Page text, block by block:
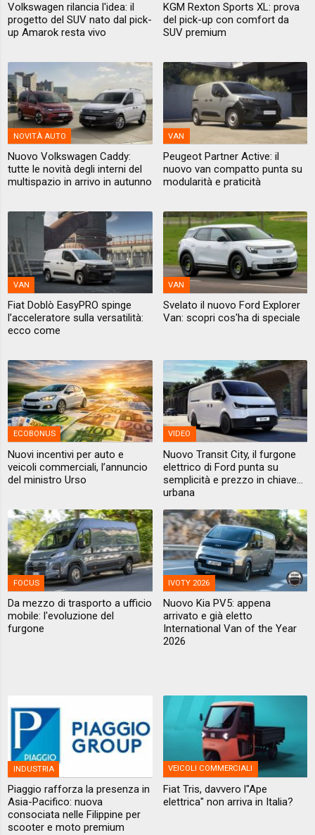
Volkswagen rilancia l'idea: il
progetto del SUV nato dal pick-
up Amarok resta vivo
KGM Rexton Sports XL: prova
del pick-up con comfort da
SUV premium
NOVITÀ AUTO
Nuovo Volkswagen Caddy:
tutte le novità degli interni del
multispazio in arrivo in autunno
VAN
Peugeot Partner Active: il
nuovo van compatto punta su
modularità e praticità
VAN
Fiat Doblò EasyPRO spinge
l’acceleratore sulla versatilità:
ecco come
VAN
Svelato il nuovo Ford Explorer
Van: scopri cos'ha di speciale
ECOBONUS
Nuovi incentivi per auto e
veicoli commerciali, l’annuncio
del ministro Urso
VIDEO
Nuovo Transit City, il furgone
elettrico di Ford punta su
semplicità e prezzo in chiave...
urbana
FOCUS
Da mezzo di trasporto a ufficio
mobile: l'evoluzione del
furgone
IVOTY 2026
Nuovo Kia PV5: appena
arrivato e già eletto
International Van of the Year
2026
INDUSTRIA
Piaggio rafforza la presenza in
Asia-Pacifico: nuova
consociata nelle Filippine per
scooter e moto premium
VEICOLI COMMERCIALI
Fiat Tris, davvero l"Ape
elettrica" non arriva in Italia?